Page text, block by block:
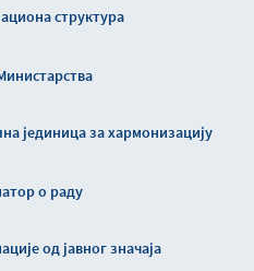
структура
јединица за хармонизацију
о раду
од јавног значаја